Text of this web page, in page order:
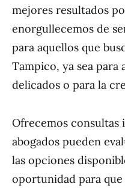
mejores resultados
enorgullecemos de
para aquellos que
Tampico, ya sea para
delicados o para la
Ofrecemos consultas
abogados pueden
las opciones
oportunidad para